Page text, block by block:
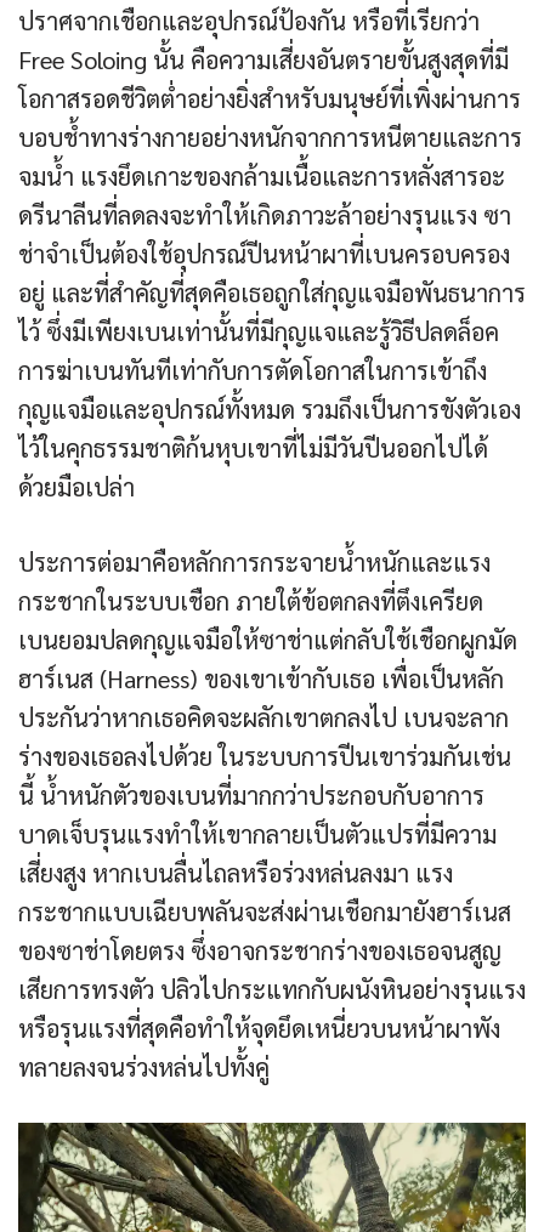
ปราศจากเชือกและอุปกรณ์ป้องกัน หรือที่เรียกว่า
Free Soloing นั้น คือความเสี่ยงอันตรายขั้นสูงสุดที่มี
โอกาสรอดชีวิตต่ำอย่างยิ่งสำหรับมนุษย์ที่เพิ่งผ่านการ
บอบช้ำทางร่างกายอย่างหนักจากการหนีตายและการ
จมน้ำ แรงยึดเกาะของกล้ามเนื้อและการหลั่งสารอะ
ดรีนาลีนที่ลดลงจะทำให้เกิดภาวะล้าอย่างรุนแรง ซา
ช่าจำเป็นต้องใช้อุปกรณ์ปีนหน้าผาที่เบนครอบครอง
อยู่ และที่สำคัญที่สุดคือเธอถูกใส่กุญแจมือพันธนาการ
ไว้ ซึ่งมีเพียงเบนเท่านั้นที่มีกุญแจและรู้วิธีปลดล็อค
การฆ่าเบนทันทีเท่ากับการตัดโอกาสในการเข้าถึง
กุญแจมือและอุปกรณ์ทั้งหมด รวมถึงเป็นการขังตัวเอง
ไว้ในคุกธรรมชาติก้นหุบเขาที่ไม่มีวันปีนออกไปได้
ด้วยมือเปล่า
ประการต่อมาคือหลักการกระจายน้ำหนักและแรง
กระชากในระบบเชือก ภายใต้ข้อตกลงที่ตึงเครียด
เบนยอมปลดกุญแจมือให้ซาช่าแต่กลับใช้เชือกผูกมัด
ฮาร์เนส (Harness) ของเขาเข้ากับเธอ เพื่อเป็นหลัก
ประกันว่าหากเธอคิดจะผลักเขาตกลงไป เบนจะลาก
ร่างของเธอลงไปด้วย ในระบบการปีนเขาร่วมกันเช่น
นี้ น้ำหนักตัวของเบนที่มากกว่าประกอบกับอาการ
บาดเจ็บรุนแรงทำให้เขากลายเป็นตัวแปรที่มีความ
เสี่ยงสูง หากเบนลื่นไถลหรือร่วงหล่นลงมา แรง
กระชากแบบเฉียบพลันจะส่งผ่านเชือกมายังฮาร์เนส
ของซาช่าโดยตรง ซึ่งอาจกระชากร่างของเธอจนสูญ
เสียการทรงตัว ปลิวไปกระแทกกับผนังหินอย่างรุนแรง
หรือรุนแรงที่สุดคือทำให้จุดยึดเหนี่ยวบนหน้าผาพัง
ทลายลงจนร่วงหล่นไปทั้งคู่